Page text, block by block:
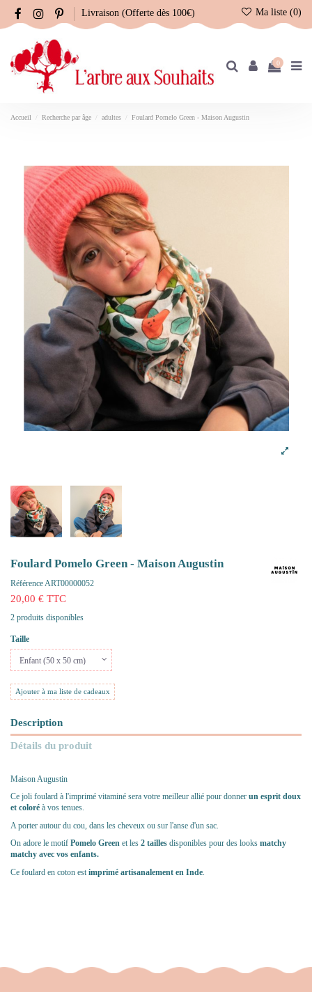
Livraison (Offerte dès 100€) Ma liste (0)
0
Accueil Recherche par âge adultes Foulard Pomelo Green - Maison Augustin
Foulard Pomelo Green - Maison Augustin
RéférenceART00000052
20,00 € TTC
2 produits disponibles
Taille
Ajouter à ma liste de cadeaux
Description
Détails du produit
Maison Augustin
Ce joli foulard à l'imprimé vitaminé sera votre meilleur allié pour donner un esprit doux
et coloré à vos tenues.
A porter autour du cou, dans les cheveux ou sur l'anse d'un sac.
On adore le motif Pomelo Green et les 2 tailles disponibles pour des looks matchy
matchy avec vos enfants.
Ce foulard en coton estimprimé artisanalement en Inde.